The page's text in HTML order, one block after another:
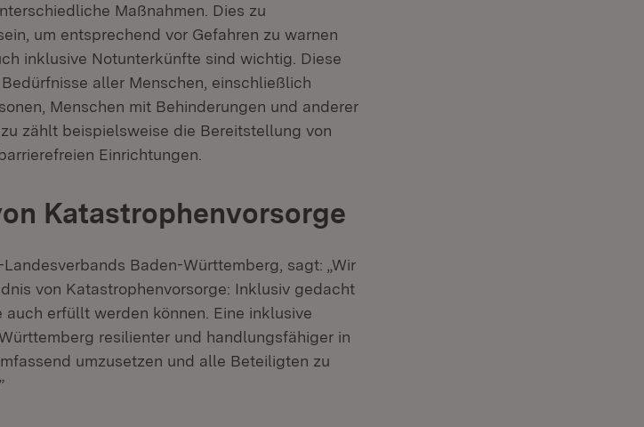
Maßnahmen. Dies zu
um entsprechend vor Gefahren zu warnen
inklusive Notunterkünfte sind wichtig. Diese
aller Menschen, einschließlich
Menschen mit Behinderungen und anderer
zählt beispielsweise die Bereitstellung von
Einrichtungen.
Katastrophenvorsorge
Baden-Württemberg, sagt: „Wir
von Katastrophenvorsorge: Inklusiv gedacht
erfüllt werden können. Eine inklusive
resilienter und handlungsfähiger in
umzusetzen und alle Beteiligten zu